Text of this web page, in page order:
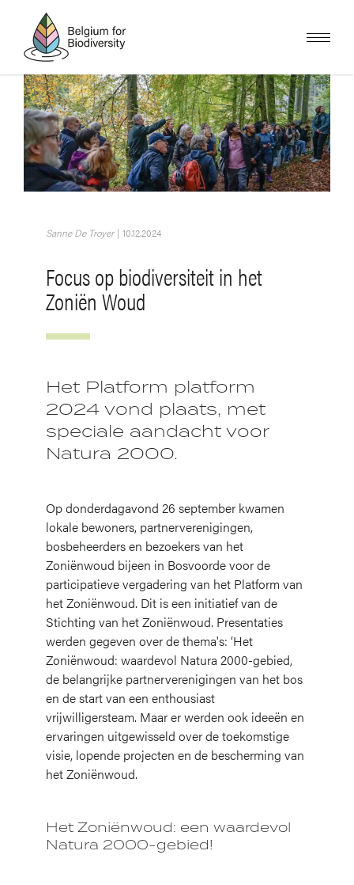
inhoud
gaanAfbeelding
Sanne De Troyer | 10.12.2024
Focus op biodiversiteit in het
Zoniën Woud
Het Platform platform
2024 vond plaats, met
speciale aandacht voor
Natura 2000.
Op donderdagavond 26 september kwamen
lokale bewoners, partnerverenigingen,
bosbeheerders en bezoekers van het
Zoniënwoud bijeen in Bosvoorde voor de
participatieve vergadering van het Platform van
het Zoniënwoud. Dit is een initiatief van de
Stichting van het Zoniënwoud. Presentaties
werden gegeven over de thema's: ‘Het
Zoniënwoud: waardevol Natura 2000-gebied,
de belangrijke partnerverenigingen van het bos
en de start van een enthousiast
vrijwilligersteam. Maar er werden ook ideeën en
ervaringen uitgewisseld over de toekomstige
visie, lopende projecten en de bescherming van
het Zoniënwoud.
Het Zoniënwoud: een waardevol
Natura 2000-gebied!